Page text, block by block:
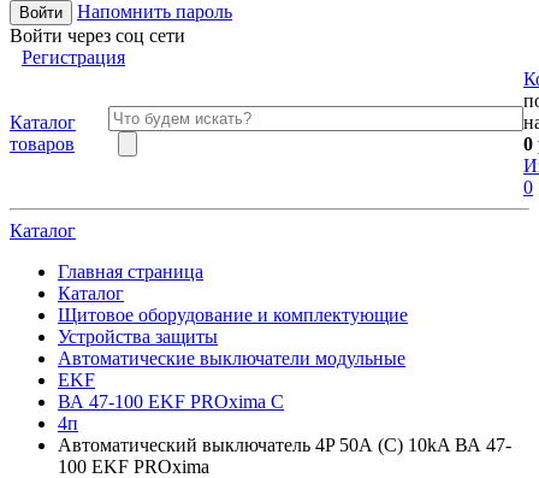
Напомнить пароль
Войти через соц сети
Регистрация
Каталог
товаров
0
0
Каталог
Главная страница
Каталог
Щитовое оборудование и комплектующие
Устройства защиты
Автоматические выключатели модульные
EKF
ВА 47-100 EKF PROxima C
4п
Автоматический выключатель 4P 50А (C) 10kA ВА 47-
100 EKF PROxima